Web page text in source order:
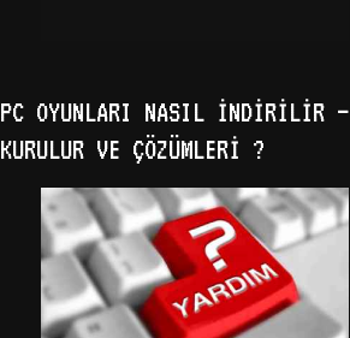
PC OYUNLARI NASIL İNDIRILIR –
KURULUR VE ÇÖZÜMLERI ?